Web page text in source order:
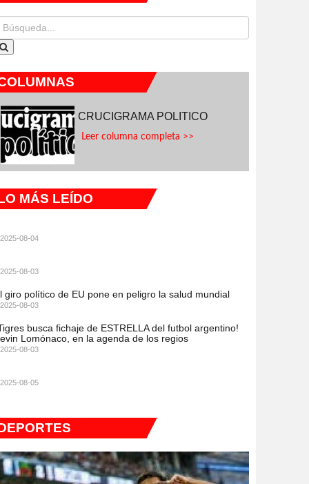
CRUCIGRAMA POLITICO
Leer columna completa >>
MÁS LEÍDO
2025-08-04
2025-08-03
giro político de EU pone en peligro la salud mundial
2025-08-03
busca fichaje de ESTRELLA del futbol argentino!
Lomónaco, en la agenda de los regios
2025-08-03
2025-08-05